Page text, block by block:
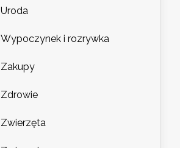
Uroda
Wypoczynek i rozrywka
Zakupy
Zdrowie
Zwierzęta